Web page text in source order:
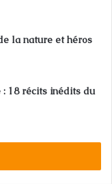
la nature et héros
18 récits inédits du